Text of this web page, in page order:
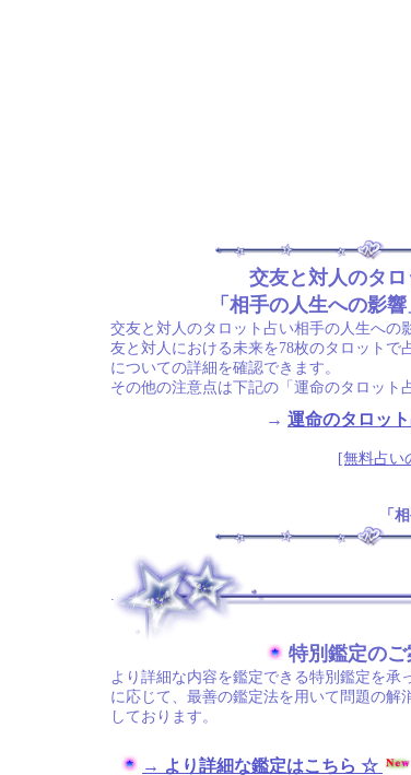
交友と対人のタ
「相手の人生への影
交友と対人のタロット占い相手の人生への
友と対人における未来を78枚のタロットで
についての詳細を確認できます。
その他の注意点は下記の「運命のタロット
→ 運命のタロッ
[無料占い
「
.
特別鑑定のご
より詳細な内容を鑑定できる特別鑑定を承
に応じて、最善の鑑定法を用いて問題の解
しております。
→ より詳細な鑑定はこちら ☆